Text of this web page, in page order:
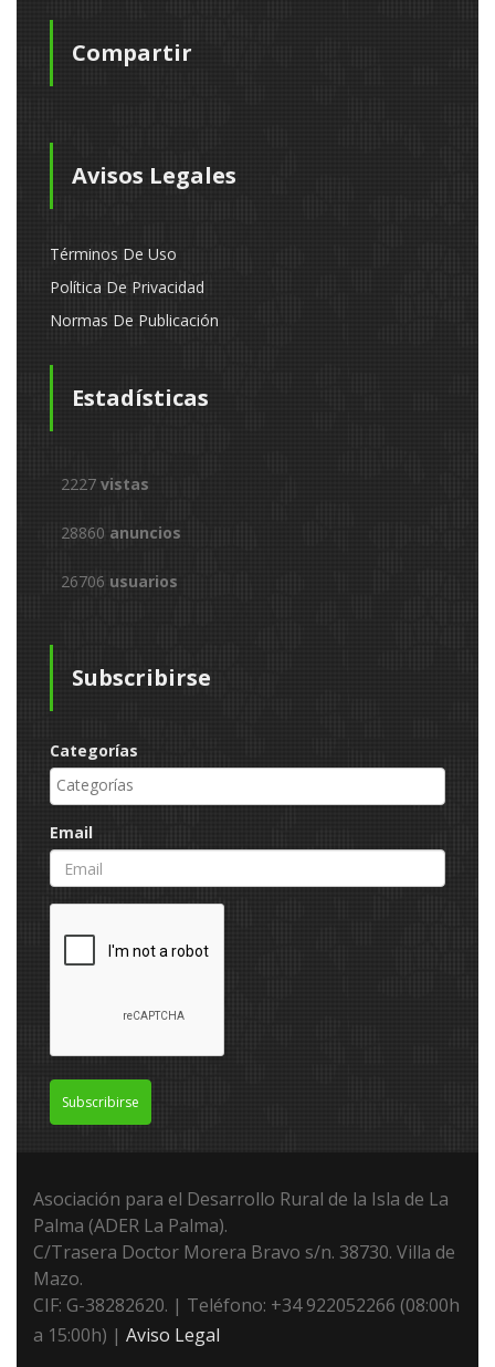
Compartir
Avisos Legales
Términos De Uso
Política De Privacidad
Normas De Publicación
Estadísticas
2227 vistas
28860 anuncios
26706 usuarios
Subscribirse
Categorías
Email
Subscribirse
Asociación para el Desarrollo Rural de la Isla de La
Palma (ADER La Palma).
C/Trasera Doctor Morera Bravo s/n. 38730. Villa de
Mazo.
CIF: G-38282620. | Teléfono: +34 922052266 (08:00h
a 15:00h) | Aviso Legal